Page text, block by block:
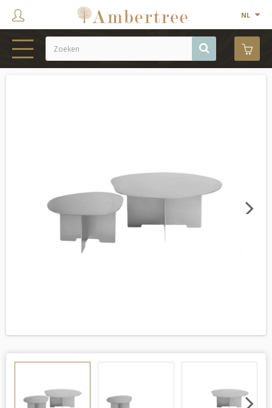
NL
OVER ONS